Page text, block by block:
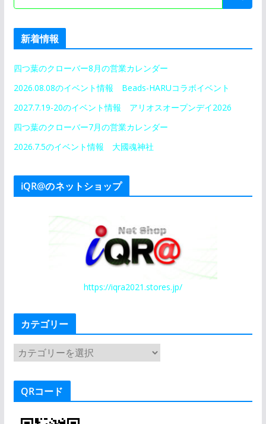
新着情報
四つ葉のクローバー8月の営業カレンダー
2026.08.08のイベント情報 Beads-HARUコラボイベント
2027.7.19-20のイベント情報 アリオスオープンデイ2026
四つ葉のクローバー7月の営業カレンダー
2026.7.5のイベント情報 大國魂神社
iQR@のネットショップ
https://iqra2021.stores.jp/
カテゴリー
カ
ゴ
QRコード